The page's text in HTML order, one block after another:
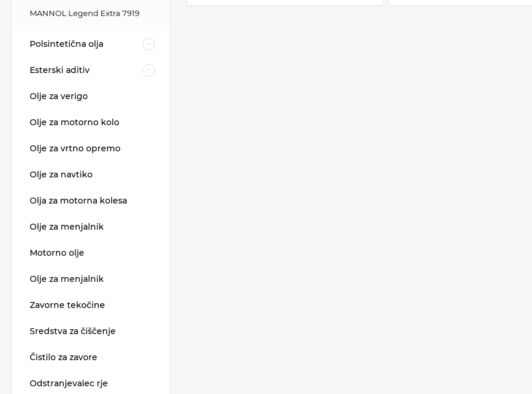
MANNOL Legend Extra 7919
Polsintetična olja
Esterski aditiv
Olje za verigo
Olje za motorno kolo
Olje za vrtno opremo
Olje za navtiko
Olja za motorna kolesa
Olje za menjalnik
Motorno olje
Olje za menjalnik
Zavorne tekočine
Sredstva za čiščenje
Čistilo za zavore
Odstranjevalec rje